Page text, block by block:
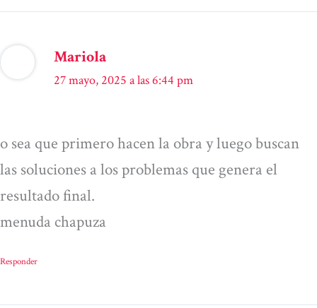
Mariola
27 mayo, 2025 a las 6:44 pm
o sea que primero hacen la obra y luego buscan
las soluciones a los problemas que genera el
resultado final.
menuda chapuza
Responder